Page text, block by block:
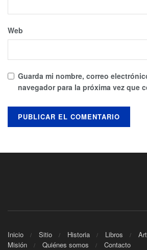
Web
Guarda mi nombre, correo
navegador para la próxima vez que
Inicio Sitio Historia Libros
Misión
Quiénes somos Contacto